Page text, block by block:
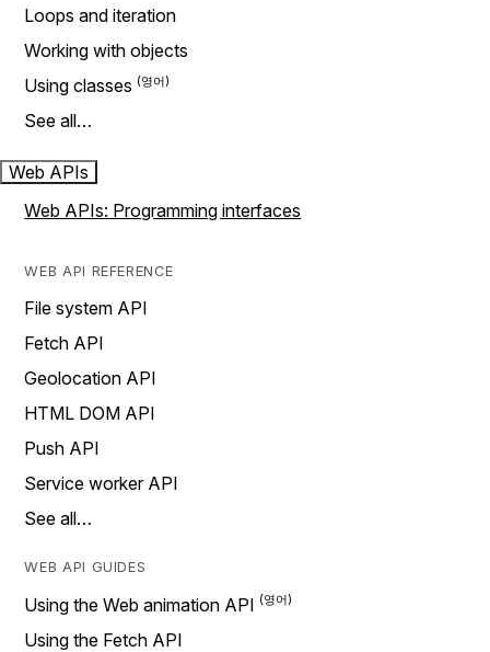
Loops and iteration
Working with objects
Using classes
See all…
Web APIs
Web APIs: Programming interfaces
WEB API REFERENCE
File system API
Fetch API
Geolocation API
HTML DOM API
Push API
Service worker API
See all…
WEB API GUIDES
Using the Web animation API
Using the Fetch API